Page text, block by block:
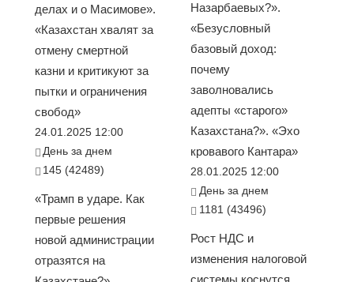
делах и о Масимове».
«Казахстан хвалят за
отмену смертной
казни и критикуют за
пытки и ограничения
свобод»
24.01.2025 12:00
День за днем
145 (42489)
«Трамп в ударе. Как
первые решения
новой администрации
отразятся на
Назарбаевых?».
«Безусловный
базовый доход:
почему
заволновались
адепты «старого»
Казахстана?». «Эхо
кровавого Кантара»
28.01.2025 12:00
День за днем
1181 (43496)
Рост НДС и
изменения налоговой